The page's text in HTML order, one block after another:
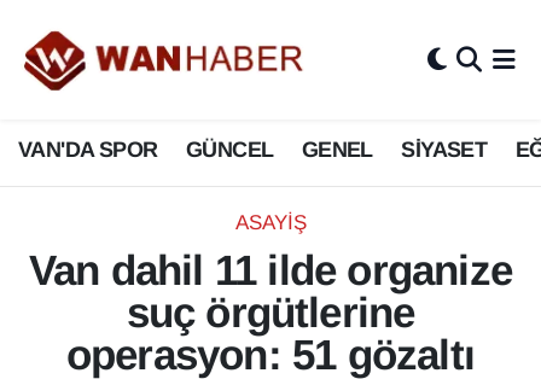
VAN'DA SPOR GÜNCEL GENEL SİYASET
ASAYİŞ
Van dahil 11 ilde organize
suç örgütlerine
operasyon: 51 gözaltı
3.SAYFA
ASAYİŞ
BİLİM VE TEKNOLOJİ
Biyografi
Bölge Haberleri
Van Nöbetçi Eczaneler
Van Hava Durumu
Van Namaz Vakitleri
Van Trafik Yoğunluk Haritası
Süper Lig Puan Durumu ve Fikstür